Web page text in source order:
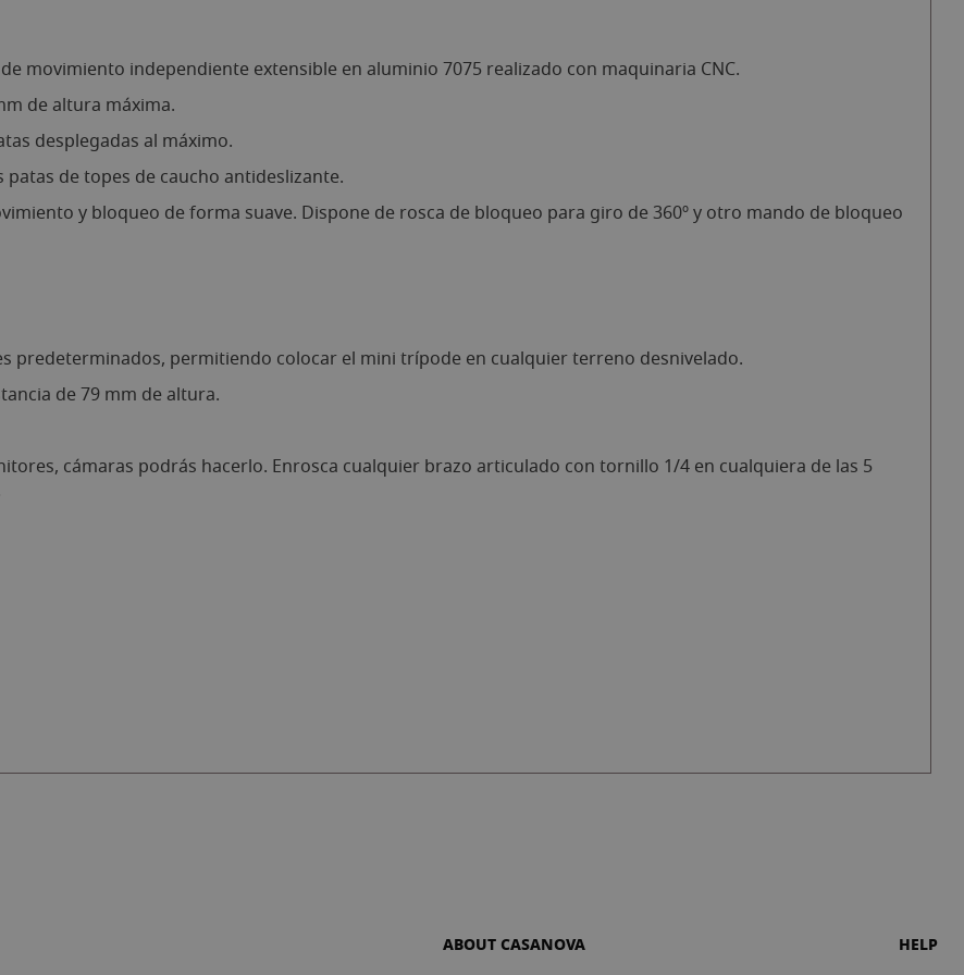
movimiento independiente extensible en aluminio 7075 realizado con maquinaria CNC.
de altura máxima.
desplegadas al máximo.
de topes de caucho antideslizante.
y bloqueo de forma suave. Dispone de rosca de bloqueo para giro de 360º y otro mando de bloqueo
predeterminados, permitiendo colocar el mini trípode en cualquier terreno desnivelado.
de 79 mm de altura.
cámaras podrás hacerlo. Enrosca cualquier brazo articulado con tornillo 1/4 en cualquiera de las 5
ABOUT CASANOVA
HELP